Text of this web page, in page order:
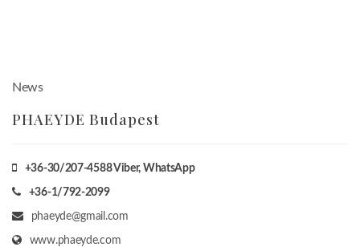
News
PHAEYDE Budapest
+36-30/207-4588Viber, WhatsApp
+36-1/792-2099
phaeyde@gmail.com
www.phaeyde.com